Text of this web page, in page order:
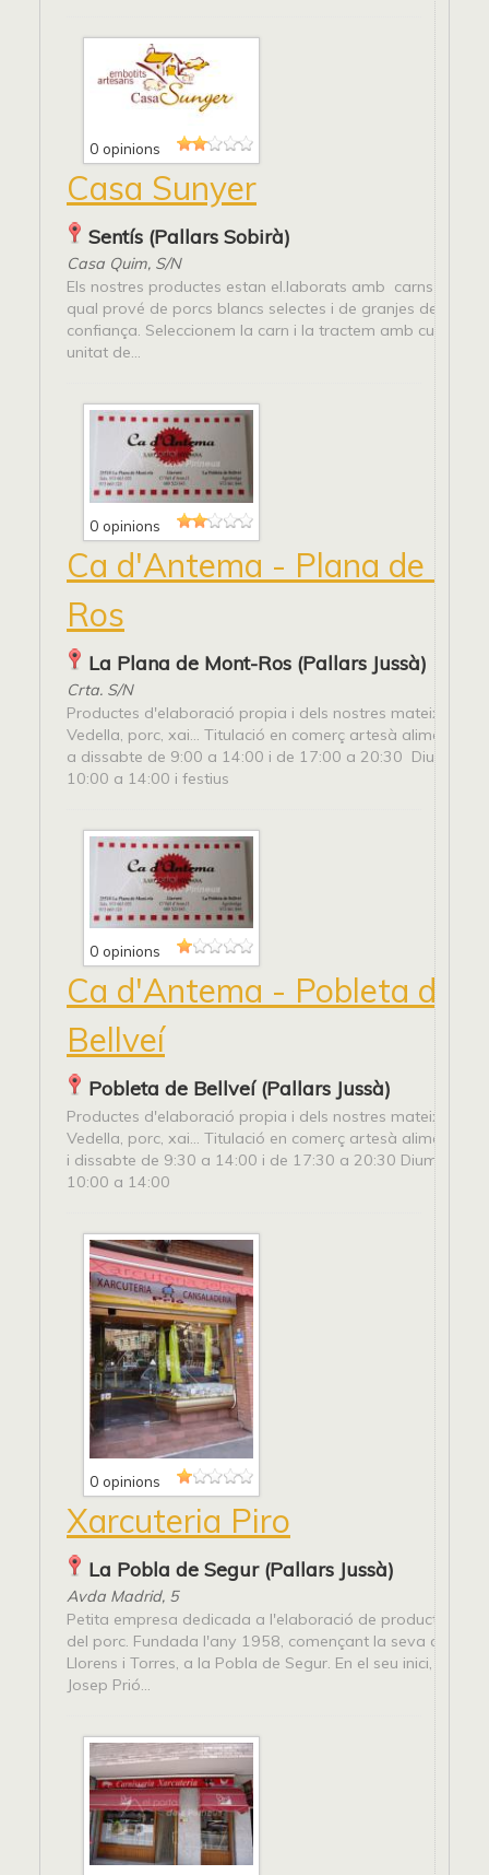
0 opinions
Casa Sunyer
Sentís (Pallars Sobirà)
Casa Quim, S/N
Els nostres productes estan el.laborats amb carns de
qual prové de porcs blancs selectes i de granjes de la
confiança. Seleccionem la carn i la tractem amb cura
unitat de...
0 opinions
Ca d'Antema - Plana de
Ros
La Plana de Mont-Ros (Pallars Jussà)
Crta. S/N
Productes d'elaboració propia i dels nostres mateixos
Vedella, porc, xai... Titulació en comerç artesà alimentari.
a dissabte de 9:00 a 14:00 i de 17:00 a 20:30
10:00 a 14:00 i festius
0 opinions
Ca d'Antema - Pobleta de
Bellveí
Pobleta de Bellveí (Pallars Jussà)
Productes d'elaboració propia i dels nostres mateixos
Vedella, porc, xai... Titulació en comerç artesà alimentari.
i dissabte de 9:30 a 14:00 i de 17:30 a 20:30 Diumenges
10:00 a 14:00
0 opinions
Xarcuteria Piro
La Pobla de Segur (Pallars Jussà)
Avda Madrid, 5
Petita empresa dedicada a l'elaboració de productes
del porc. Fundada l'any 1958, començant la seva
Llorens i Torres, a la Pobla de Segur. En el seu inici, els
Josep Prió...